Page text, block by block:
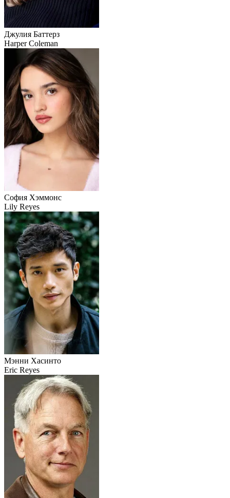
Джулия Баттерз
Harper Coleman
София Хэммонс
Lily Reyes
Мэнни Хасинто
Eric Reyes